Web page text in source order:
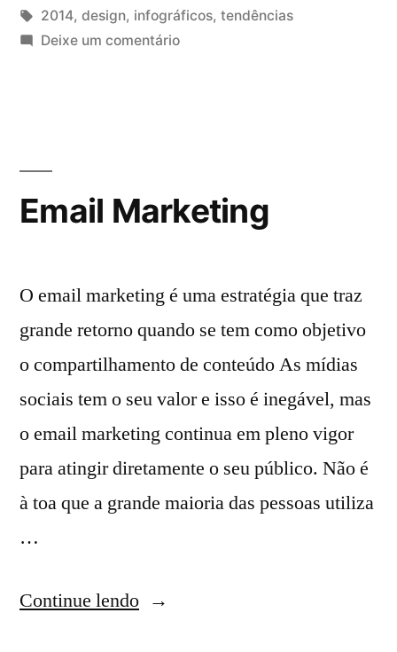
2014, design, infográficos, tendências
Deixe um comentário
Email Marketing
O email marketing é uma estratégia que traz
grande retorno quando se tem como objetivo
o compartilhamento de conteúdo As mídias
sociais tem o seu valor e isso é inegável, mas
o email marketing continua em pleno vigor
para atingir diretamente o seu público. Não é
à toa que a grande maioria das pessoas utiliza
…
Continue lendo